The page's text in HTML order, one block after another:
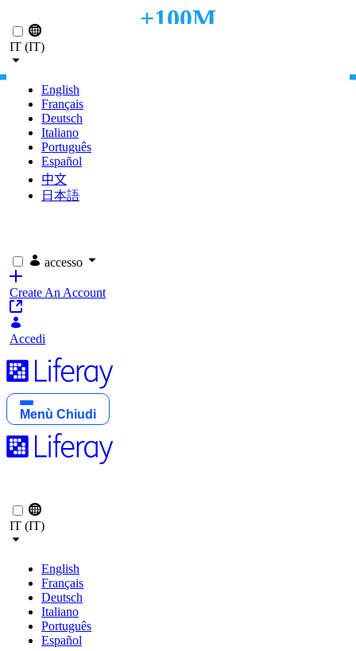
IT (IT)
English
Français
Deutsch
Italiano
Português
Español
中文
日本語
accesso
Create An Account
Accedi
Menù Chiudi
IT (IT)
English
Français
Deutsch
Italiano
Português
Español
+100M